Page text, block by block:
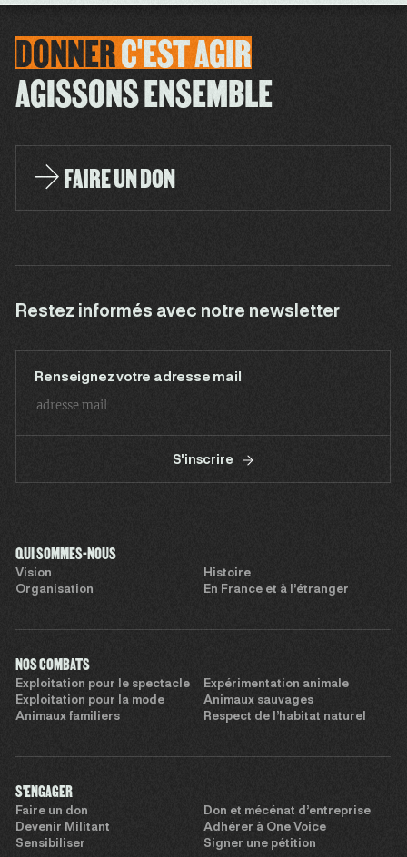
DONNERC'ESTAGIR
AGISSONS ENSEMBLE
FAIRE UN DON
Restez informés avec notre newsletter
Renseignez votre adresse mail
S'inscrire
QUI SOMMES-NOUS
Vision
Histoire
Organisation
En France et à l’étranger
NOS COMBATS
Exploitation pour le spectacle
Expérimentation animale
Exploitation pour la mode
Animaux sauvages
Animaux familiers
Respect de l’habitat naturel
S'ENGAGER
Faire un don
Don et mécénat d’entreprise
Devenir Militant
Adhérer à One Voice
Sensibiliser
Signer une pétition